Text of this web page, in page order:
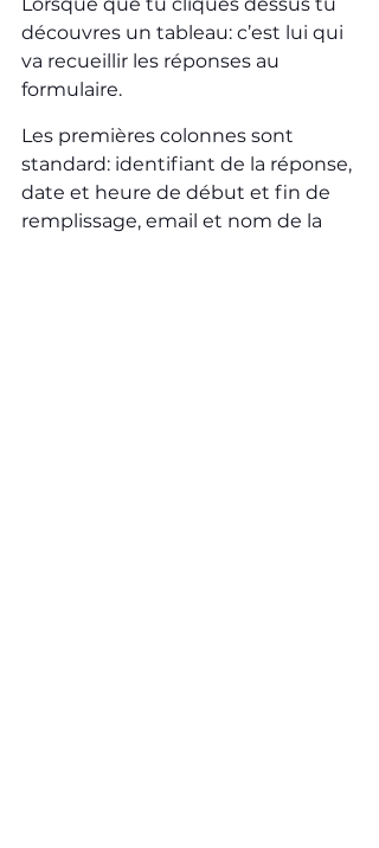
découvres un tableau: c’est lui qui
va recueillir les réponses au
formulaire.
Les premières colonnes sont
standard: identifiant de la réponse,
date et heure de début et fin de
remplissage, email et nom de la